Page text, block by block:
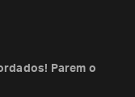
Parem o